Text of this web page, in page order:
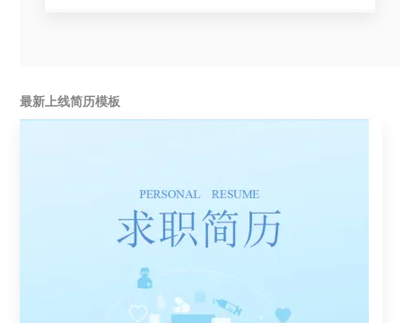
最新上线简历模板